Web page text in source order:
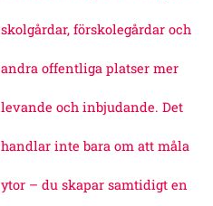
skolgårdar, förskolegårdar och
andra offentliga platser mer
levande och inbjudande. Det
handlar inte bara om att måla
ytor – du skapar samtidigt en